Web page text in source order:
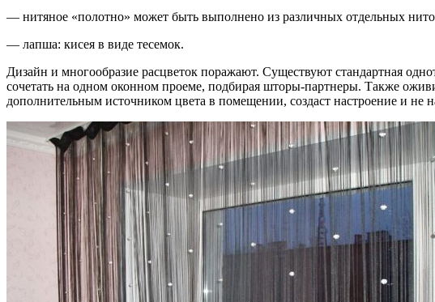
— нитяное «полотно» может быть выполнено из различных отдельных
— лапша: кисея в виде тесемок.
Дизайн и многообразие расцветок поражают. Существуют стандартная
сочетать на одном оконном проеме, подбирая шторы-партнеры. Также
дополнительным источником цвета в помещении, создаст настроение и не